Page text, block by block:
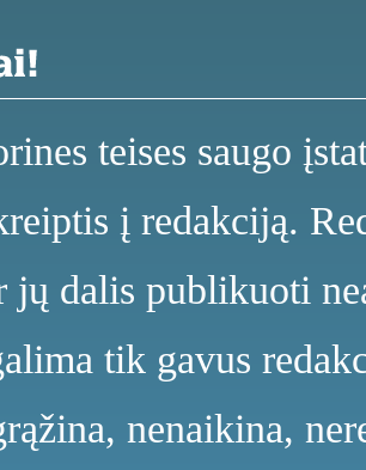
teises saugo
į redakciją.
jų dalis publikuoti
tik gavus
nenaikina,